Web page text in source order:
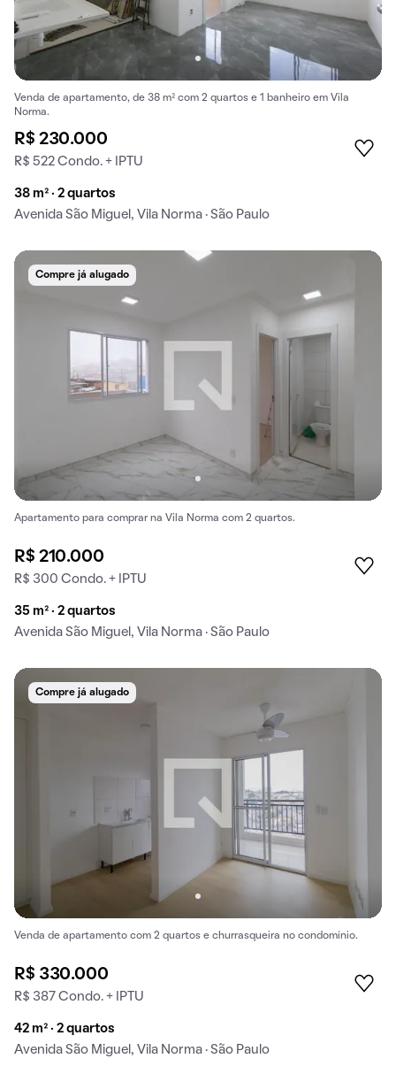
Venda de apartamento, de 38 m² com 2 quartos e 1 banheiro em Vila
Norma.
R$ 230.000
R$ 522 Condo. + IPTU
38 m² · 2 quartos
Avenida São Miguel, Vila Norma · São Paulo
Compre já alugado
Apartamento para comprar na Vila Norma com 2 quartos.
R$ 210.000
R$ 300 Condo. + IPTU
35 m² · 2 quartos
Avenida São Miguel, Vila Norma · São Paulo
Compre já alugado
Venda de apartamento com 2 quartos e churrasqueira no condomínio.
R$ 330.000
R$ 387 Condo. + IPTU
42 m² · 2 quartos
Avenida São Miguel, Vila Norma · São Paulo